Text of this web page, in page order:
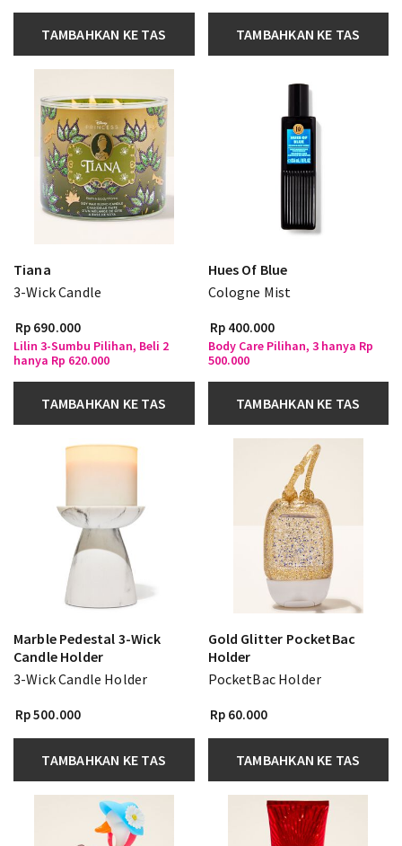
TAMBAHKAN KE TAS TAMBAHKAN KE TAS
Tiana
3-Wick Candle
Rp 690.000
Lilin 3-Sumbu Pilihan, Beli 2
hanya Rp 620.000
TAMBAHKAN KE TAS
Hues Of Blue
Cologne Mist
Rp 400.000
Body Care Pilihan, 3 hanya Rp
500.000
TAMBAHKAN KE TAS
Marble Pedestal 3-Wick
Candle Holder
3-Wick Candle Holder
Rp 500.000
TAMBAHKAN KE TAS
Gold Glitter PocketBac
Holder
PocketBac Holder
Rp 60.000
TAMBAHKAN KE TAS